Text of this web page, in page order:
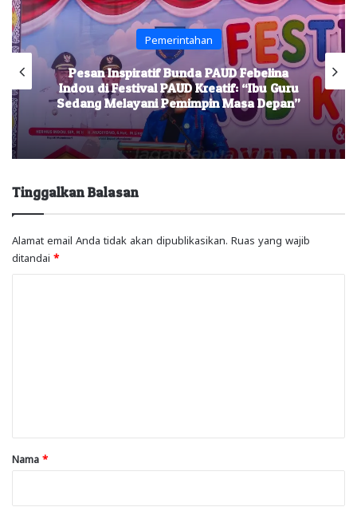
Pemerintahan
Pesan Inspiratif Bunda PAUD Febelina
Indou di Festival PAUD Kreatif: “Ibu Guru
Sedang Melayani Pemimpin Masa Depan”
Tinggalkan Balasan
Alamat email Anda tidak akan dipublikasikan. Ruas yang wajib
ditandai *
rNama *